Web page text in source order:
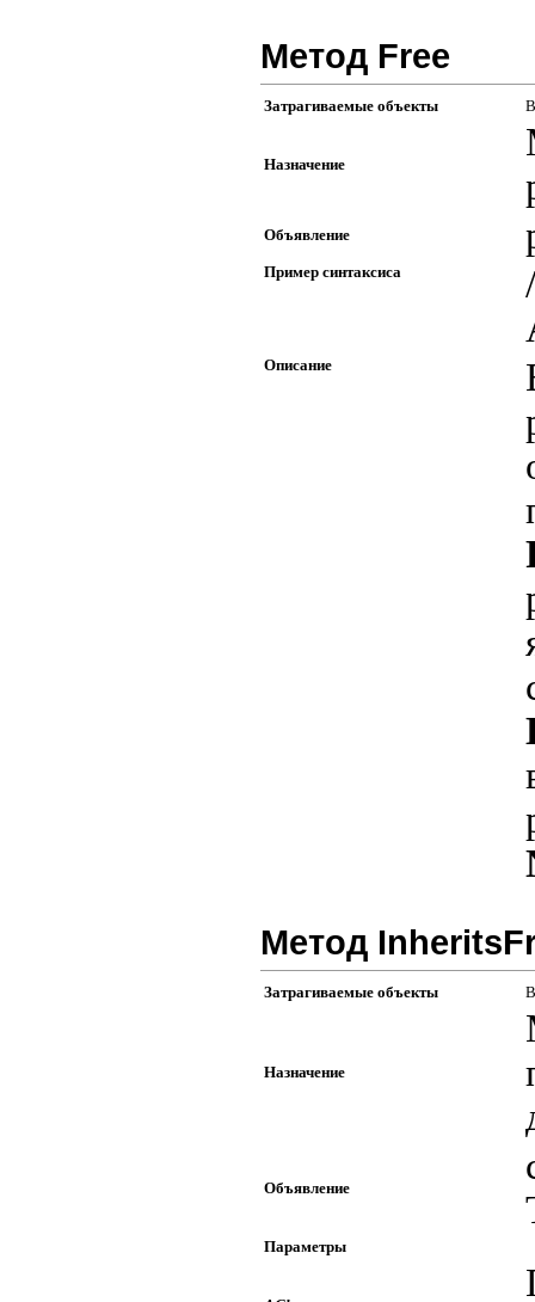
Метод Free
Затрагиваемые объекты
Назначение
Объявление
Пример синтаксиса
Описание
Метод
Затрагиваемые объекты
Назначение
Объявление
Параметры